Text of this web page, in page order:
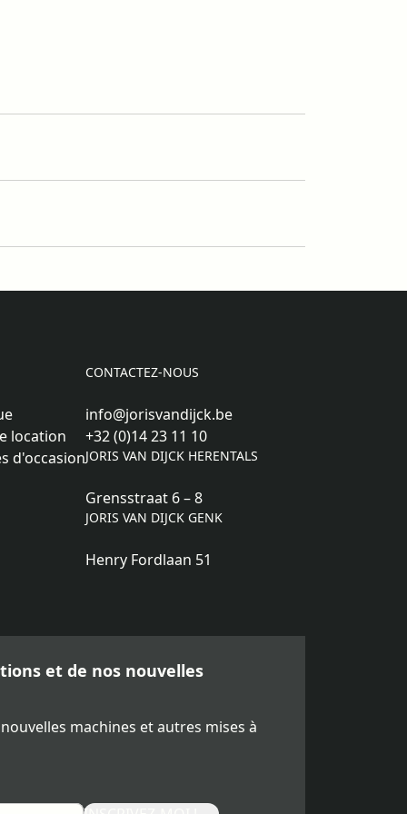
location
d'occasion
CONTACTEZ-NOUS
info@jorisvandijck.be
+32 (0)14 23 11 10
JORIS VAN DIJCK HERENTALS
Grensstraat 6 – 8
JORIS VAN DIJCK GENK
Henry Fordlaan 51
et de nos nouvelles
machines et autres mises à